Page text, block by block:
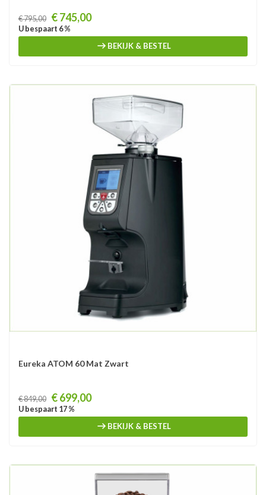
Prijs
€ 795,00 € 745,00
U bespaart 6 %
BEKIJK & BESTEL
Eureka ATOM 60 Mat Zwart
Prijs
€ 849,00 € 699,00
U bespaart 17 %
BEKIJK & BESTEL